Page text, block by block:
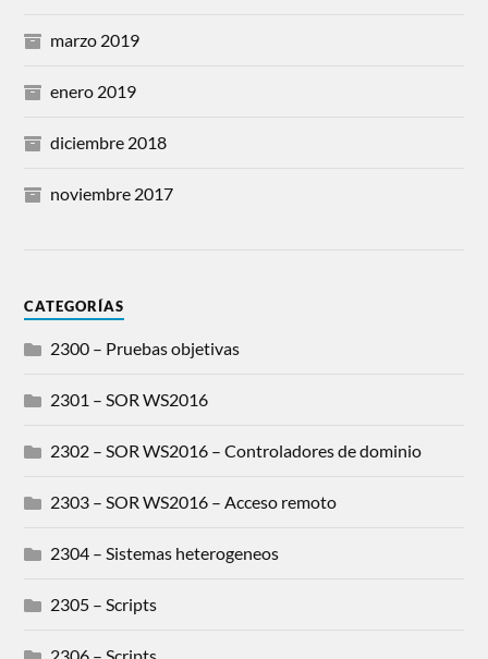
marzo 2019
enero 2019
diciembre 2018
noviembre 2017
CATEGORÍAS
2300 – Pruebas objetivas
2301 – SOR WS2016
2302 – SOR WS2016 – Controladores de dominio
2303 – SOR WS2016 – Acceso remoto
2304 – Sistemas heterogeneos
2305 – Scripts